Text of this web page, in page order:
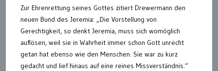
Zur Ehrenrettung seines Gottes zitiert Drewermann den
neuen Bund des Jeremia: „Die Vorstellung von
Gerechtigkeit, so denkt Jeremia, muss sich womöglich
auflösen, weil sie in Wahrheit immer schon Gott unrecht
getan hat ebenso wie den Menschen. Sie war zu kurz
gedacht und lief hinaus auf eine reines Missverständnis.“